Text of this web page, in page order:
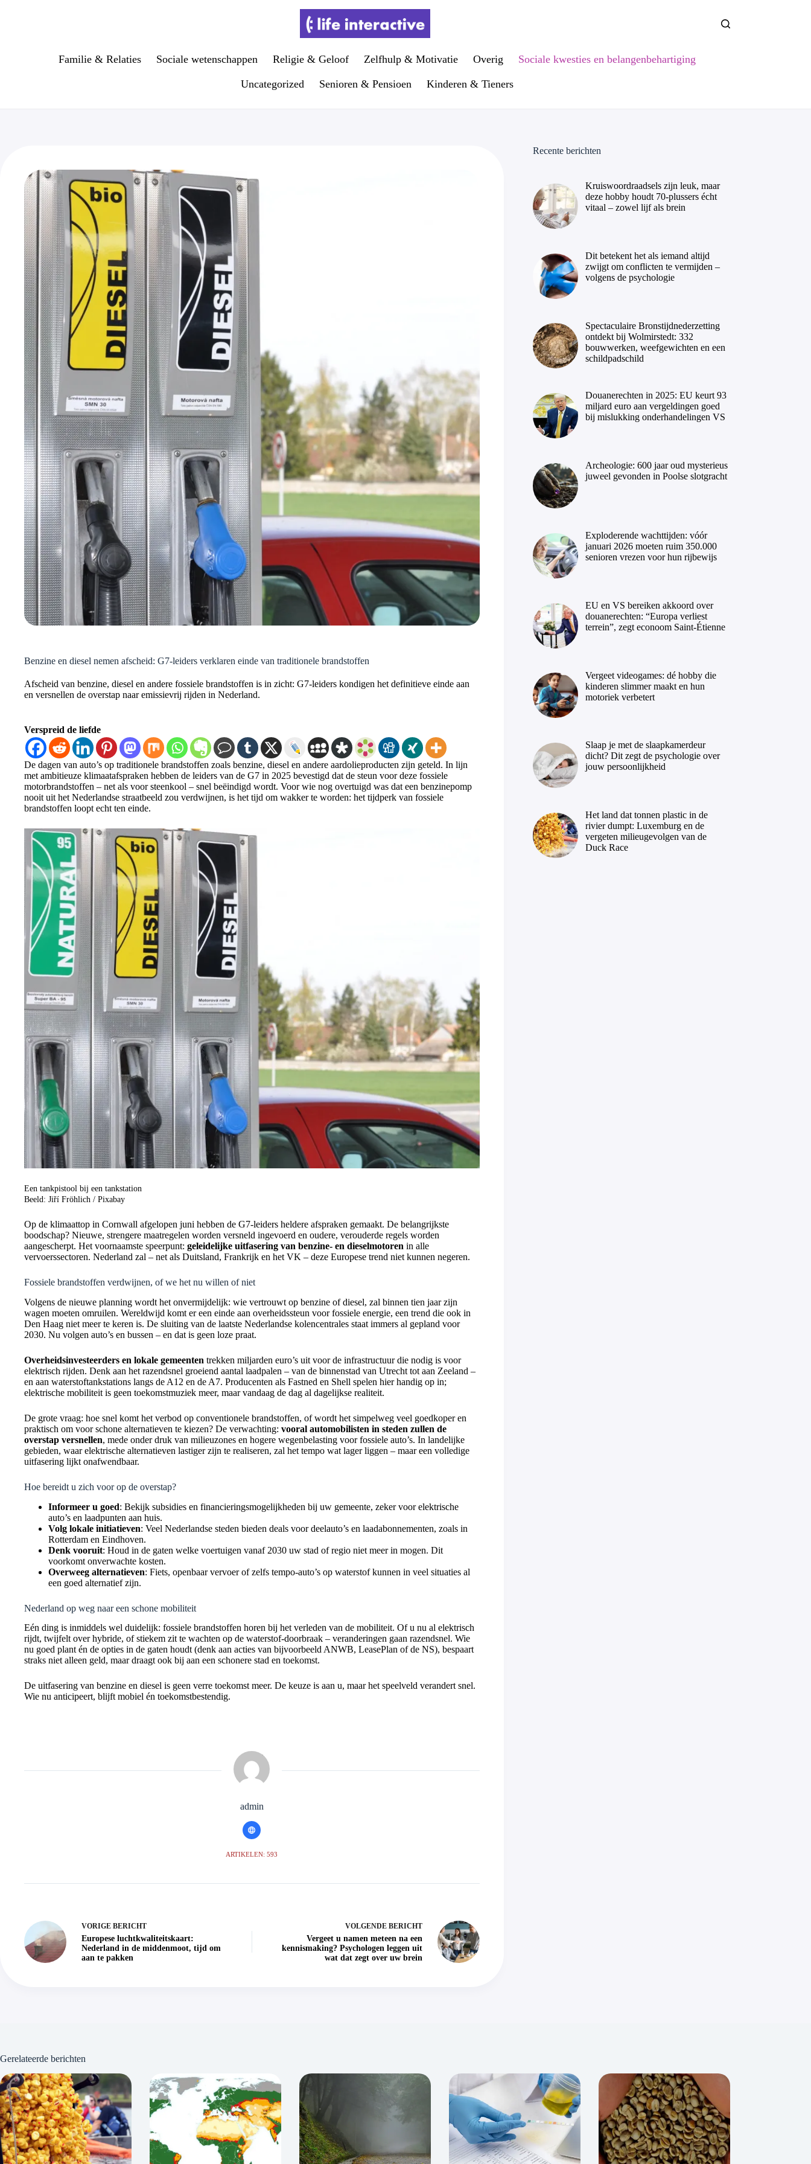
Familie & Relaties Sociale wetenschappen Religie & Geloof Zelfhulp & Motivatie Overig Sociale kwesties en belangenbehartiging
Uncategorized Senioren & Pensioen Kinderen & Tieners
Benzine en diesel nemen afscheid: G7-leiders verklaren einde van traditionele brandstoffen
Afscheid van benzine, diesel en andere fossiele brandstoffen is in zicht: G7-leiders kondigen het definitieve einde aan
en versnellen de overstap naar emissievrij rijden in Nederland.
Verspreid de liefde
De dagen van auto’s op traditionele brandstoffen zoals benzine, diesel en andere aardolieproducten zijn geteld. In lijn
met ambitieuze klimaatafspraken hebben de leiders van de G7 in 2025 bevestigd dat de steun voor deze fossiele
motorbrandstoffen – net als voor steenkool – snel beëindigd wordt. Voor wie nog overtuigd was dat een benzinepomp
nooit uit het Nederlandse straatbeeld zou verdwijnen, is het tijd om wakker te worden: het tijdperk van fossiele
brandstoffen loopt echt ten einde.
Een tankpistool bij een tankstation
Beeld: Jiří Fröhlich / Pixabay
Op de klimaattop in Cornwall afgelopen juni hebben de G7-leiders heldere afspraken gemaakt. De belangrijkste
boodschap? Nieuwe, strengere maatregelen worden versneld ingevoerd en oudere, verouderde regels worden
aangescherpt. Het voornaamste speerpunt: geleidelijke uitfasering van benzine- en dieselmotoren in alle
vervoerssectoren. Nederland zal – net als Duitsland, Frankrijk en het VK – deze Europese trend niet kunnen negeren.
Fossiele brandstoffen verdwijnen, of we het nu willen of niet
Volgens de nieuwe planning wordt het onvermijdelijk: wie vertrouwt op benzine of diesel, zal binnen tien jaar zijn
wagen moeten omruilen. Wereldwijd komt er een einde aan overheidssteun voor fossiele energie, een trend die ook in
Den Haag niet meer te keren is. De sluiting van de laatste Nederlandse kolencentrales staat immers al gepland voor
2030. Nu volgen auto’s en bussen – en dat is geen loze praat.
Overheidsinvesteerders en lokale gemeenten trekken miljarden euro’s uit voor de infrastructuur die nodig is voor
elektrisch rijden. Denk aan het razendsnel groeiend aantal laadpalen – van de binnenstad van Utrecht tot aan Zeeland –
en aan waterstoftankstations langs de A12 en de A7. Producenten als Fastned en Shell spelen hier handig op in;
elektrische mobiliteit is geen toekomstmuziek meer, maar vandaag de dag al dagelijkse realiteit.
De grote vraag: hoe snel komt het verbod op conventionele brandstoffen, of wordt het simpelweg veel goedkoper en
praktisch om voor schone alternatieven te kiezen? De verwachting: vooral automobilisten in steden zullen de
overstap versnellen, mede onder druk van milieuzones en hogere wegenbelasting voor fossiele auto’s. In landelijke
gebieden, waar elektrische alternatieven lastiger zijn te realiseren, zal het tempo wat lager liggen – maar een volledige
uitfasering lijkt onafwendbaar.
Hoe bereidt u zich voor op de overstap?
Informeer u goed: Bekijk subsidies en financieringsmogelijkheden bij uw gemeente, zeker voor elektrische
auto’s en laadpunten aan huis.
Volg lokale initiatieven: Veel Nederlandse steden bieden deals voor deelauto’s en laadabonnementen, zoals in
Rotterdam en Eindhoven.
Denk vooruit: Houd in de gaten welke voertuigen vanaf 2030 uw stad of regio niet meer in mogen. Dit
voorkomt onverwachte kosten.
Overweeg alternatieven: Fiets, openbaar vervoer of zelfs tempo-auto’s op waterstof kunnen in veel situaties al
een goed alternatief zijn.
Nederland op weg naar een schone mobiliteit
Eén ding is inmiddels wel duidelijk: fossiele brandstoffen horen bij het verleden van de mobiliteit. Of u nu al elektrisch
rijdt, twijfelt over hybride, of stiekem zit te wachten op de waterstof-doorbraak – veranderingen gaan razendsnel. Wie
nu goed plant én de opties in de gaten houdt (denk aan acties van bijvoorbeeld ANWB, LeasePlan of de NS), bespaart
straks niet alleen geld, maar draagt ook bij aan een schonere stad en toekomst.
De uitfasering van benzine en diesel is geen verre toekomst meer. De keuze is aan u, maar het speelveld verandert snel.
Wie nu anticipeert, blijft mobiel én toekomstbestendig.
admin
ARTIKELEN: 593
VORIGE BERICHT
Europese luchtkwaliteitskaart:
Nederland in de middenmoot, tijd om
aan te pakken
VOLGENDE BERICHT
Vergeet u namen meteen na een
kennismaking? Psychologen leggen uit
wat dat zegt over uw brein
Recente berichten
Kruiswoordraadsels zijn leuk, maar
deze hobby houdt 70-plussers écht
vitaal – zowel lijf als brein
Dit betekent het als iemand altijd
zwijgt om conflicten te vermijden –
volgens de psychologie
Spectaculaire Bronstijdnederzetting
ontdekt bij Wolmirstedt: 332
bouwwerken, weefgewichten en een
schildpadschild
Douanerechten in 2025: EU keurt 93
miljard euro aan vergeldingen goed
bij mislukking onderhandelingen VS
Archeologie: 600 jaar oud mysterieus
juweel gevonden in Poolse slotgracht
Exploderende wachttijden: vóór
januari 2026 moeten ruim 350.000
senioren vrezen voor hun rijbewijs
EU en VS bereiken akkoord over
douanerechten: “Europa verliest
terrein”, zegt econoom Saint-Étienne
Vergeet videogames: dé hobby die
kinderen slimmer maakt en hun
motoriek verbetert
Slaap je met de slaapkamerdeur
dicht? Dit zegt de psychologie over
jouw persoonlijkheid
Het land dat tonnen plastic in de
rivier dumpt: Luxemburg en de
vergeten milieugevolgen van de
Duck Race
Gerelateerde berichten